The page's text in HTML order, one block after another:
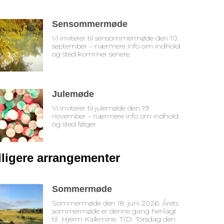
Sensommermøde
Vi inviterer til sensommermøde den 10.
september – nærmere info om indhold
og sted kommer senere.
Julemøde
Vi inviterer til julemøde den 19.
november – nærmere info om indhold
og sted følger
arrangementer
Sommermøde
Sommermøde den 18. juni 2026. Årets
sommermøde er denne gang henlagt
til Hjerm Kalkmine. TID: Torsdag den